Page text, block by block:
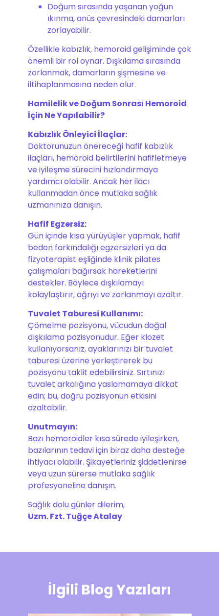
Doğum sırasında yaşanan yoğun
ıkınma, anüs çevresindeki damarları
zorlayabilir.
Özellikle kabızlık, hemoroid gelişiminde çok
önemli bir rol oynar. Dışkılama sırasında
zorlanmak, damarların şişmesine ve
iltihaplanmasına neden olur.
Hamilelik ve Doğum Sonrası Hemoroid
İçin Ne Yapılabilir?
Kabızlık Önleyici İlaçlar:
Doktorunuzun önereceği hafif kabızlık
ilaçları, hemoroid belirtilerini hafifletmeye
ve iyileşme sürecini hızlandırmaya
yardımcı olabilir. Ancak her ilacı
kullanmadan önce mutlaka sağlık
uzmanınıza danışın.
Hafif Egzersiz:
Gün içinde kısa yürüyüşler yapmak, hafif
beden farkındalığı egzersizleri ya da
fizyoterapist eşliğinde klinik pilates
çalışmaları bağırsak hareketlerini
destekler. Böylece dışkılamayı
kolaylaştırır, ağrıyı ve zorlanmayı azaltır.
Tuvalet Taburesi Kullanımı:
Çömelme pozisyonu, vücudun doğal
dışkılama pozisyonudur. Eğer klozet
kullanıyorsanız, ayaklarınızı bir tuvalet
taburesi üzerine yerleştirerek bu
pozisyonu taklit edebilirsiniz. Sırtınızı
tuvalet arkalığına yaslamamaya dikkat
edin; bu, doğru pozisyonun etkisini
azaltabilir.
Unutmayın:
Bazı hemoroidler kısa sürede iyileşirken,
bazılarının tedavi için biraz daha desteğe
ihtiyacı olabilir. Şikayetleriniz şiddetlenirse
veya uzun sürerse mutlaka sağlık
profesyoneline danışın.
Sağlık dolu günler dilerim,
Uzm. Fzt. Tuğçe Atalay
İlgili Blog Yazıları